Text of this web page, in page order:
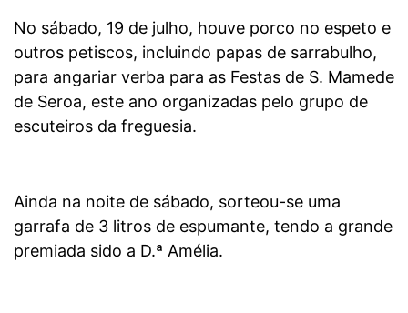
No sábado, 19 de julho, houve porco no espeto e
outros petiscos, incluindo papas de sarrabulho,
para angariar verba para as Festas de S. Mamede
de Seroa, este ano organizadas pelo grupo de
escuteiros da freguesia.
Ainda na noite de sábado, sorteou-se uma
garrafa de 3 litros de espumante, tendo a grande
premiada sido a D.ª Amélia.